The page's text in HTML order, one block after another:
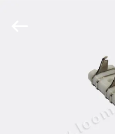
PRODUCTEN